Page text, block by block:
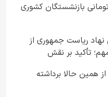
۷۵ میلیون تومانی بازنشستگان کشوری
نهاد ریاست جمهوری از
تأکید بر نقش
ارتقای آگاهی عمومی
همین حالا برداشته